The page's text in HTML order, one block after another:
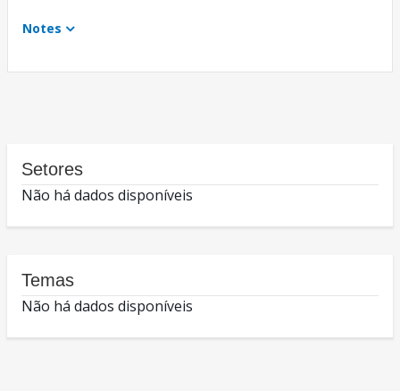
Notes
Setores
Não há dados disponíveis
Temas
Não há dados disponíveis